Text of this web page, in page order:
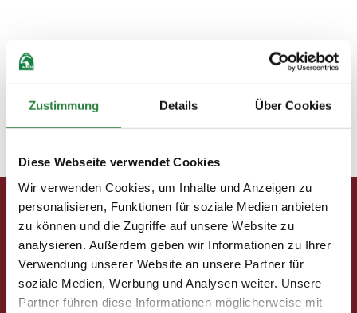
Zustimmung Details Über Cookies
Diese Webseite verwendet Cookies
Wir verwenden Cookies, um Inhalte und Anzeigen zu
personalisieren, Funktionen für soziale Medien anbieten
zu können und die Zugriffe auf unsere Website zu
analysieren. Außerdem geben wir Informationen zu Ihrer
Verwendung unserer Website an unsere Partner für
soziale Medien, Werbung und Analysen weiter. Unsere
Partner führen diese Informationen möglicherweise mit
Kleine Auszeit vom tristen Alltag: Flüchtlinge erleben
einen schönen Tag im Reitverein. Foto: Kerstin Land
Pferd & Mensch digital
Fragen und Antworten
Print abbestellen
Redaktion